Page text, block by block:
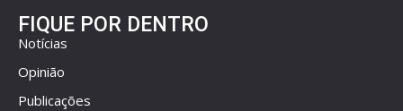
FIQUE POR DENTRO
Notícias
Opinião
Publicações